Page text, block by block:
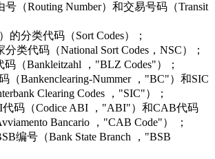
号（Routing Number）和交易号码（Transit
的分类代码（Sort Codes）；
类代码（National Sort Codes，NSC）；
（Bankleitzahl ，"BLZ Codes"）；
（Bankenclearing-Nummer ，"BC"）和SIC
Clearing Codes ，"SIC"）；
码（Codice ABI ，"ABI"）和CAB代码
Bancario ，"CAB Code"） ；
编号（Bank State Branch ，"BSB